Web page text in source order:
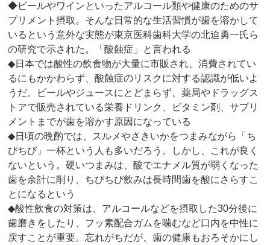
◆ビールやワインといったアルコール類や健康のためのサ
プリメント摂取。そんな日常的な生活習慣が歯を溶かして
いるという意外な実態が東京医科歯科大学の北迫勇一氏ら
の研究で示された。「酸蝕症」と言われる
◆日本では酸性の飲食物が大量に市販され、消費されてい
るにもかかわらず、酸蝕症のリスクに対する認識が低いよ
うだ。ビールやジュースにとどまらず、薬局やドラッグス
トアで販売されている栄養ドリンク、ビタミン剤、サプリ
メントまでが歯を溶かす原因になっている
◆日頃の晩酌では、スルメやさきいかをつまみながら「ち
びちび」一杯という人も多いだろう。しかし、これが良く
ないという。硬いつまみは、酸でエナメル質が弱くなった
歯を余計に削り、ちびちび飲みは長時間歯を酸にさらすこ
とになるという
◆酸性飲食の対策は、アルコールなどを摂取した30分後に
歯磨きをしたり、フッ素配合ガムを噛むなど口内を中性に
戻すことが重要。忘れがちだが、歯の健康もおろそかにし